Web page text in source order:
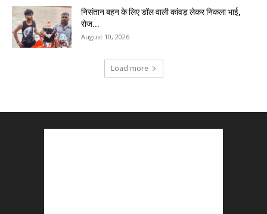
निसंतान बहन के लिए डॉल वाली कांवड़ लेकर निकला भाई,
रोज...
August 10, 2026
Load more